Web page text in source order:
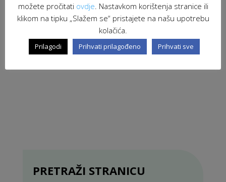
PRETRAŽI STRANICU
možete pročitati ovdje . Nastavkom korištenja stranice ili
klikom na tipku „Slažem se“ pristajete na našu upotrebu
kolačića.
Prilagodi Prihvati prilagođeno Prihvati sve